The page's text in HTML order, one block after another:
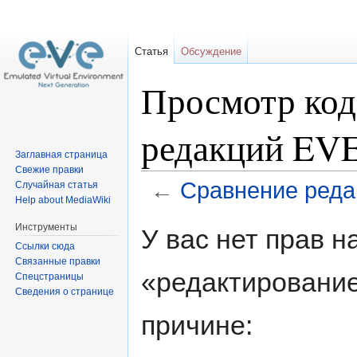
Просмотр
редакций
← Сравнение
ккУ вас нет прав
причине:
Статья Обсуждение
Заглавная страница
Свежие правки
Случайная статья
Help about MediaWiki
Инструменты
Ссылки сюда
Связанные правки
Спецстраницы
Сведения о странице